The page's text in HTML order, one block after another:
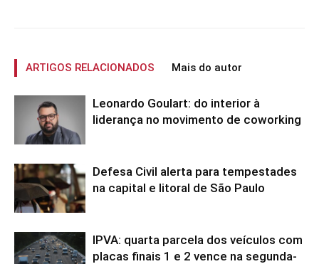
ARTIGOS RELACIONADOS Mais do autor
Leonardo Goulart: do interior à
liderança no movimento de coworking
Defesa Civil alerta para tempestades
na capital e litoral de São Paulo
IPVA: quarta parcela dos veículos com
placas finais 1 e 2 vence na segunda-